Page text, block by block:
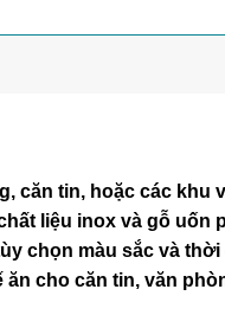
căn tin, hoặc các khu
liệu inox và gỗ uốn
chọn màu sắc và
cho căn tin, văn